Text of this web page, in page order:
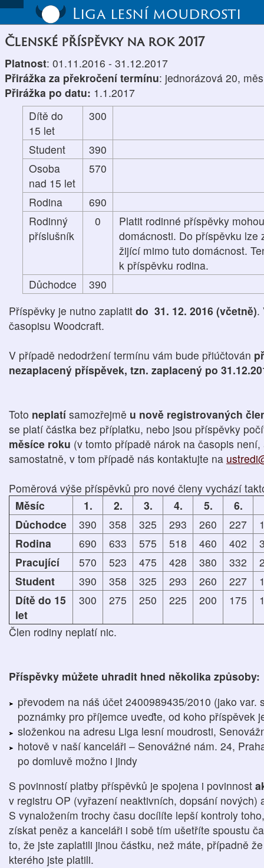
Liga lesní moudrosti
Členské příspěvky na rok 2017
Platnost: 01.11.2016 - 31.12.2017
Přirážka za překročení termínu: jednorázová 20,
Přirážka po datu: 1.1.2017
Dítě do
15 let
300
Student
390
Osoba
nad 15 let
570
Rodina
690
Rodinný
příslušník
0
Platit rodinné příspěvky
domácnosti. Do příspěvku lze
žijící mimo tuto domácnost.
k příspěvku rodina.
Důchodce
390
Příspěvky je nutno zaplatit do 31. 12. 2016 (včetně).
časopisu Woodcraft.
V případě nedodržení termínu vám bude přiúčtován
nezaplacený příspěvek, tzn. zaplacený po
Toto neplatí samozřejmě u nově registrovaných
se platí částka bez příplatku, nebo jsou příspěvky
měsíce roku (v tomto případě nárok na časopis
samostatně, v tom případě nás kontaktujte na
Poměrová výše příspěvků pro nové členy vychází
Měsíc
1. 2. 3. 4. 5. 6.
Důchodce
390 358 325 293 260 227
Rodina
690 633 575 518 460 402
Pracující
570 523 475 428 380 332
Student
390 358 325 293 260 227
Dítě do 15
let
300 275 250 225 200 175
Člen rodiny neplatí nic.
Příspěvky můžete uhradit hned několika způsoby:
převodem na náš účet 2400989435/2010 (jako var.
poznámky pro příjemce uveďte, od koho příspěvek
složenkou na adresu Liga lesní moudrosti,
hotově v naší kanceláři – Senovážné nám. 24,
po domluvě možno i jindy
S povinností platby příspěvků je spojena i povinnost
v registru OP (vyřazení neaktivních, dopsání nových)
S vynaložením trochy času docílíte lepší kontroly
získat peněz a kanceláři i sobě tím ušetříte spoustu
to, že jste zaplatili jinou částku, než máte, případně
kterého jste platili.